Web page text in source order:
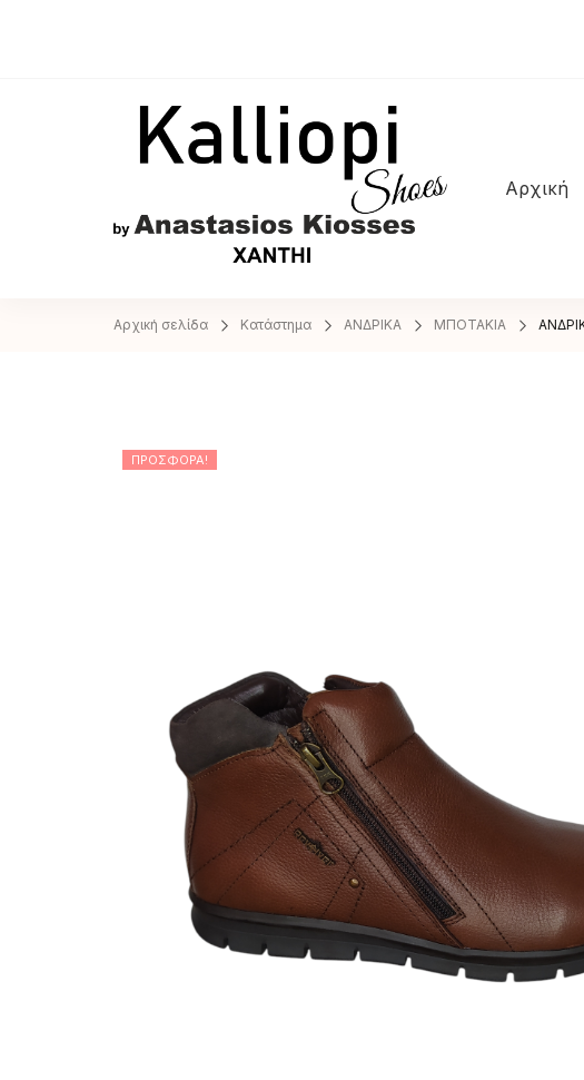
Αρχική
Αρχική σελίδα Κατάστημα ΑΝΔΡΙΚΑ ΜΠΟΤΑΚΙΑ
ΠΡΟΣΦΟΡΆ!